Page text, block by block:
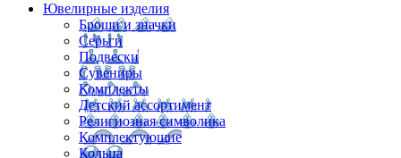
Ювелирные изделия
Броши и значки
Серьги
Подвески
Сувениры
Комплекты
Детский ассортимент
Религиозная символика
Комплектующие
Кольца